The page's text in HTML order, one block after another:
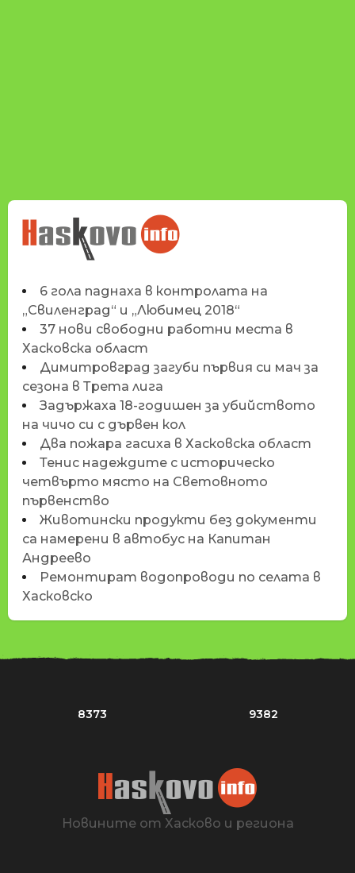
НОВИНИТЕ НА
HASKOVO.INFO
6 гола паднаха в контролата на
„Свиленград“ и „Любимец 2018“
37 нови свободни работни места в
Хасковска област
Димитровград загуби първия си мач за
сезона в Трета лига
Задържаха 18-годишен за убийството
на чичо си с дървен кол
Два пожара гасиха в Хасковска област
Тенис надеждите с историческо
четвърто място на Световното
първенство
Животински продукти без документи
са намерени в автобус на Капитан
Андреево
Ремонтират водопроводи по селата в
Хасковско
8373 9382
Новините от Хасково и региона